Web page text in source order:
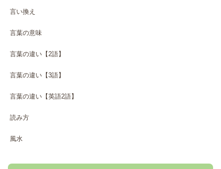
言い換え
言葉の意味
言葉の違い【2語】
言葉の違い【3語】
言葉の違い【英語2語】
読み方
風水